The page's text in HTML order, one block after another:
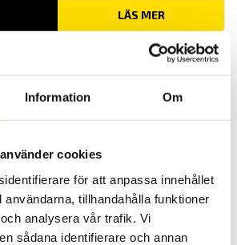
Information Om
cookies
för att anpassa innehållet
användarna, tillhandahålla funktioner
analysera vår trafik. Vi
sådana identifierare och annan
LÄS MER
låg moment
Torque (ST) för låg moment med kapaciteter
används med SMART-kontakt för anslutning
till AFG och AFTI.